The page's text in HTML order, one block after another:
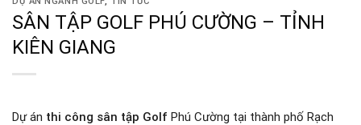
SÂN TẬP GOLF PHÚ CƯỜNG – TỈNH
KIÊN GIANG
Dự án thi công sân tập Golf Phú Cường tại thành phố Rạch